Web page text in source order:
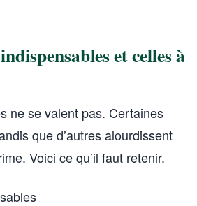
et celles à
ne se valent pas. Certaines
que d’autres alourdissent
Voici ce qu’il faut retenir.